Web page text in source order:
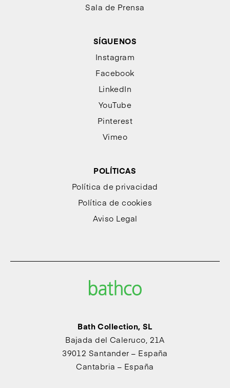
Sala de Prensa
SÍGUENOS
Instagram
Facebook
LinkedIn
YouTube
Pinterest
Vimeo
POLÍTICAS
Política de privacidad
Política de cookies
Aviso Legal
Bath Collection, SL
Bajada del Caleruco, 21A
39012 Santander – España
Cantabria – España